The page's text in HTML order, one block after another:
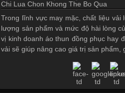
Trong lĩnh vực may mặc, chất liệu vải
lượng sản phẩm và mức độ hài lòng
vị kinh doanh áo thun đồng phục hay
vải sẽ giúp nâng cao giá trị sản phẩm,